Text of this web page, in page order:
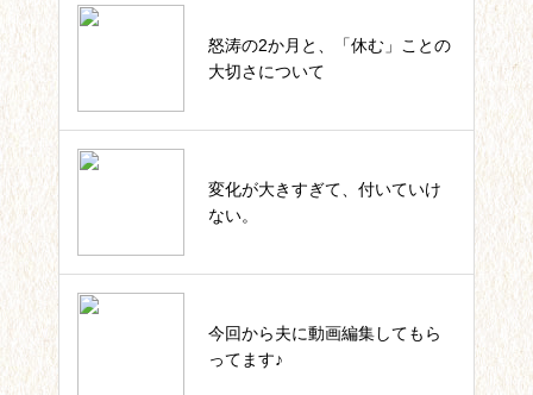
怒涛の2か月と、「休む」ことの
大切さについて
変化が大きすぎて、付いていけ
ない。
今回から夫に動画編集してもら
ってます♪
四葉ストーリー記事一覧
私のカウンセラー起業。これまで
の軌跡一覧
いっしょにIKUJI★セルフコーチ
ング記事一覧